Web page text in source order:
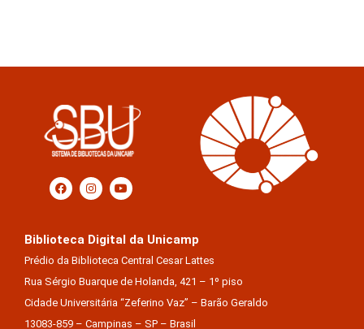
Biblioteca Digital da Unicamp
Prédio da Biblioteca Central Cesar Lattes
Rua Sérgio Buarque de Holanda, 421 – 1º piso
Cidade Universitária “Zeferino Vaz” – Barão Geraldo
13083-859 – Campinas – SP – Brasil